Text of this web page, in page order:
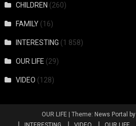
CHILDREN (260)
FAMILY (16)
INTERESTING (1 858)
OUR LIFE (29)
VIDEO (128)
OUR LIFE Theme: News Portal by